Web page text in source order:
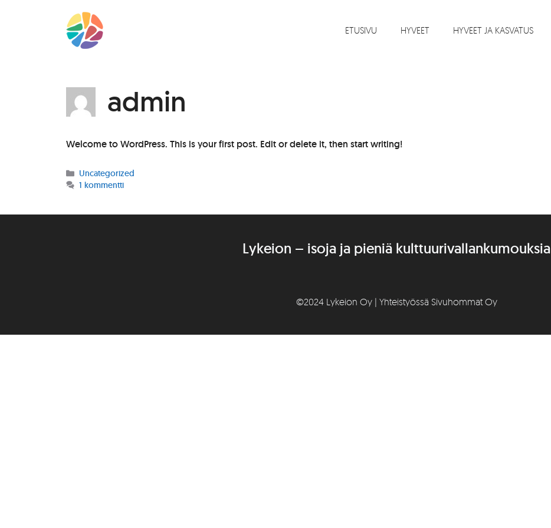
ETUSIVU HYVEET HYVEET JA KASVATUS
admin
Welcome to WordPress. This is your first post. Edit or delete it, then start writing!
Kategoriat
Uncategorized
1 kommentti
Lykeion – isoja ja pieniä kulttuurivallankumouksia
©2024 Lykeion Oy | Yhteistyössä Sivuhommat Oy